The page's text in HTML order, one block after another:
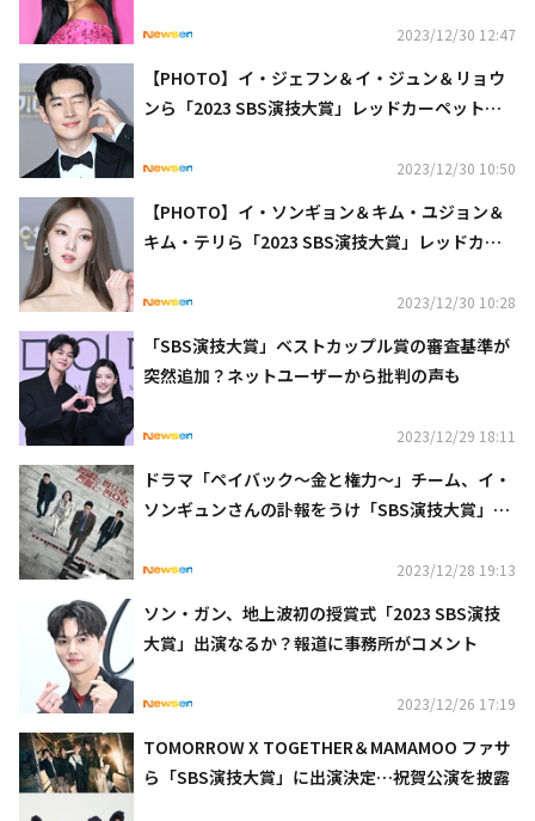
2023/12/30 12:47
【PHOTO】イ・ジェフン＆イ・ジュン＆リョウ
ンら「2023 SBS演技大賞」レッドカーペットに
2023/12/30 10:50
【PHOTO】イ・ソンギョン＆キム・ユジョン＆
キム・テリら「2023 SBS演技大賞」レッドカー
2023/12/30 10:28
「SBS演技大賞」ベストカップル賞の審査基準が
突然追加？ネットユーザーから批判の声も
2023/12/29 18:11
ドラマ「ペイバック～金と権力～」チーム、イ・
ソンギュンさんの訃報をうけ「SBS演技大賞」へ
2023/12/28 19:13
ソン・ガン、地上波初の授賞式「2023 SBS演技
大賞」出演なるか？報道に事務所がコメント
2023/12/26 17:19
TOMORROW X TOGETHER＆MAMAMOO ファサ
ら「SBS演技大賞」に出演決定…祝賀公演を披露